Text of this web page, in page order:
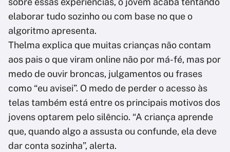
elaborar tudo sozinho ou com base no que o
algoritmo apresenta.
Thelma explica que muitas crianças não contam
aos pais o que viram online não por má-fé, mas por
medo de ouvir broncas, julgamentos ou frases
como “eu avisei”. O medo de perder o acesso às
telas também está entre os principais motivos dos
jovens optarem pelo silêncio. “A criança aprende
que, quando algo a assusta ou confunde, ela deve
dar conta sozinha”, alerta.